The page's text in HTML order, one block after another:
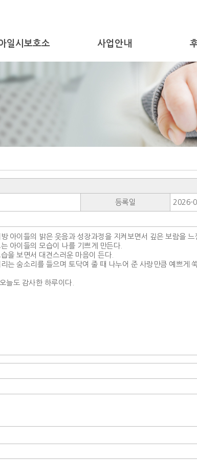
일시보호소 사업안내
등록일 2026-
아이들의 밝은 웃음과 성장과정을 지켜보면서 깊은 보람을 느
아이들의 모습이 나를 기쁘게 만든다.
을 보면서 대견스러운 마음이 든다.
는 숨소리를 들으며 토닥여 줄 때 나누어 준 사랑만큼 예쁘게
늘도 감사한 하루이다.